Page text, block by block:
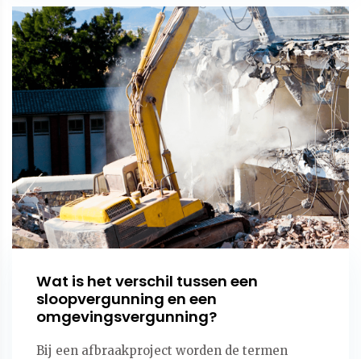
Wat is het verschil tussen een
sloopvergunning en een
omgevingsvergunning?
Bij een afbraakproject worden de termen